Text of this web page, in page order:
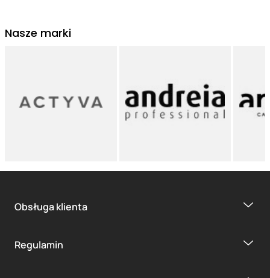
Nasze marki
Obsługa klienta
Regulamin